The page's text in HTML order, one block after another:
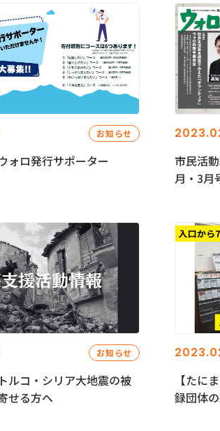
お知らせ
ォロ発行サポーター
市民活
月・3月
お知らせ
ルコ・シリア大地震の被
せる方へ
【たに
録団体